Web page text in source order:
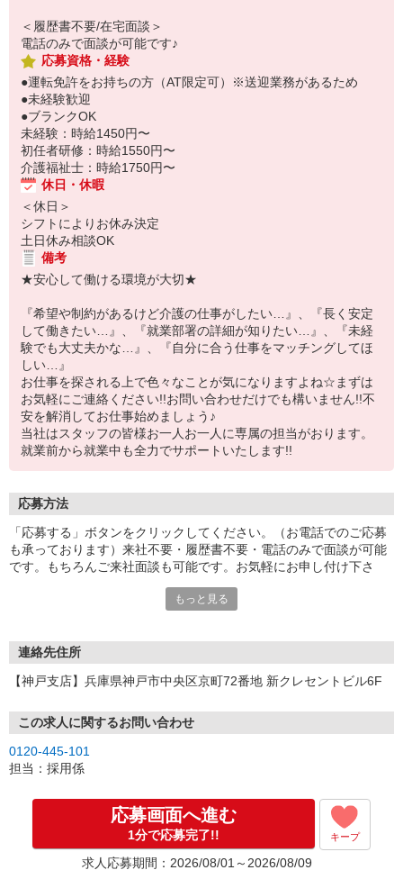
＜履歴書不要/在宅面談＞
電話のみで面談が可能です♪
応募資格・経験
●運転免許をお持ちの方（AT限定可）※送迎業務があるため
●未経験歓迎
●ブランクOK
未経験：時給1450円〜
初任者研修：時給1550円〜
介護福祉士：時給1750円〜
休日・休暇
＜休日＞
シフトによりお休み決定
土日休み相談OK
備考
★安心して働ける環境が大切★
『希望や制約があるけど介護の仕事がしたい…』、『長く安定
して働きたい…』、『就業部署の詳細が知りたい…』、『未経
験でも大丈夫かな…』、『自分に合う仕事をマッチングしてほ
しい…』
お仕事を探される上で色々なことが気になりますよね☆まずは
お気軽にご連絡ください!!お問い合わせだけでも構いません!!不
安を解消してお仕事始めましょう♪
当社はスタッフの皆様お一人お一人に専属の担当がおります。
就業前から就業中も全力でサポートいたします!!
応募方法
「応募する」ボタンをクリックしてください。（お電話でのご応募
も承っております）来社不要・履歴書不要・電話のみで面談が可能
です。もちろんご来社面談も可能です。お気軽にお申し付け下さ
もっと見る
連絡先住所
【神戸支店】兵庫県神戸市中央区京町72番地 新クレセントビル6F
この求人に関するお問い合わせ
0120-445-101
担当：採用係
応募画面へ進む
1分で応募完了!! キープ
求人応募期間：2026/08/01～2026/08/09